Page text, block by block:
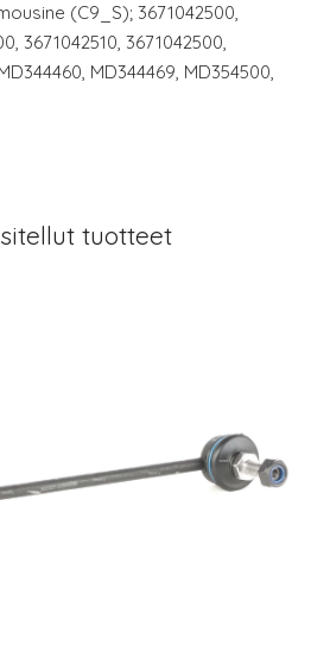
(C9_S); 3671042500,
3671042510, 3671042500,
MD344469, MD354500,
tuotteet